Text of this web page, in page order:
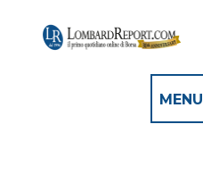
MENU